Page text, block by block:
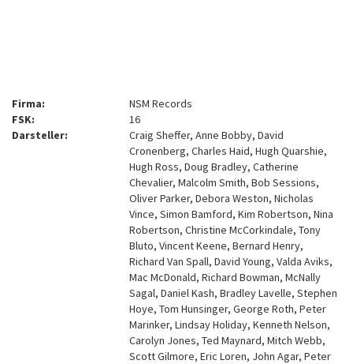
Firma:
NSM Records
FSK:
16
Darsteller:
Craig Sheffer, Anne Bobby, David
Cronenberg, Charles Haid, Hugh Quarshie,
Hugh Ross, Doug Bradley, Catherine
Chevalier, Malcolm Smith, Bob Sessions,
Oliver Parker, Debora Weston, Nicholas
Vince, Simon Bamford, Kim Robertson, Nina
Robertson, Christine McCorkindale, Tony
Bluto, Vincent Keene, Bernard Henry,
Richard Van Spall, David Young, Valda Aviks,
Mac McDonald, Richard Bowman, McNally
Sagal, Daniel Kash, Bradley Lavelle, Stephen
Hoye, Tom Hunsinger, George Roth, Peter
Marinker, Lindsay Holiday, Kenneth Nelson,
Carolyn Jones, Ted Maynard, Mitch Webb,
Scott Gilmore, Eric Loren, John Agar, Peter